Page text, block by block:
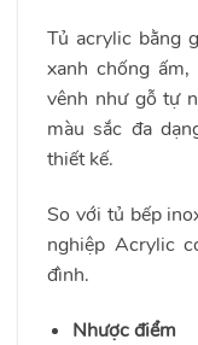
Tủ acrylic bằng
xanh chống
vênh như gỗ tự
màu sắc đa
thiết kế.
So với tủ bếp
nghiệp Acrylic
đình.
Nhược điểm